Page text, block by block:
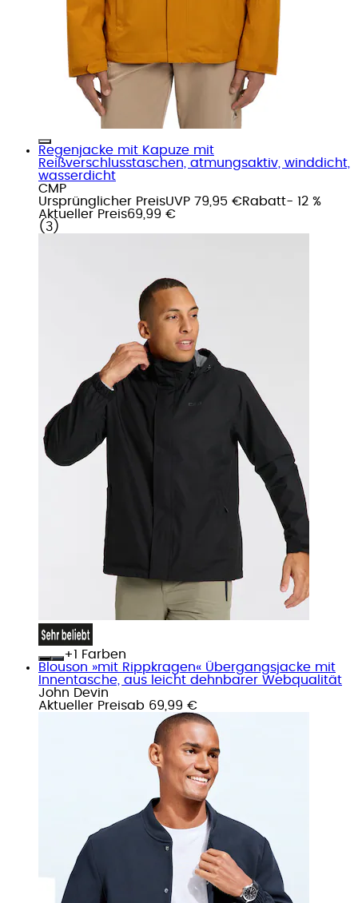
Regenjacke mit Kapuze mit
Reißverschlusstaschen, atmungsaktiv, winddicht,
wasserdicht
CMP
Ursprünglicher PreisUVP 79,95 €Rabatt- 12 %
Aktueller Preis69,99 €
( 3 )
+
Farben
Blouson »mit Rippkragen« Übergangsjacke mit
Innentasche, aus leicht dehnbarer Webqualität
John Devin
Aktueller Preisab 69,99 €